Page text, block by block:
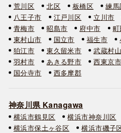
荒川区
北区 板橋区 練
八王子市
江戸川区 立川市
青梅市
昭島市 府中市
東村山市
国立市 福生市
狛江市
東久留米市 武蔵村
羽村市
あきる野市 西東京市
国分寺市
西多摩郡
神奈川県 Kanagawa
横浜市鶴見区 横浜市神奈川区
横浜市保土ヶ谷区
横浜市磯子